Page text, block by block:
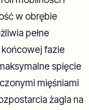
w obrębie
pełne
fazie
spięcie
mięśniami
żagla na